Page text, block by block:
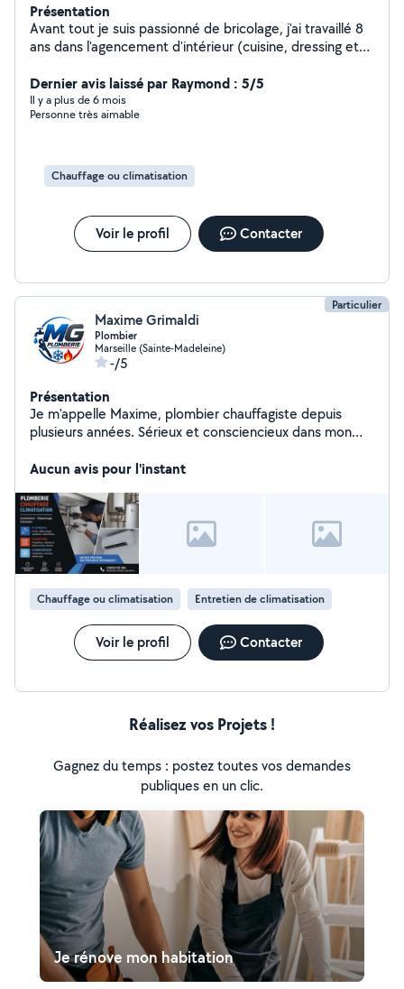
Présentation
Avant tout je suis passionné de bricolage, j'ai travaillé 8
ans dans l'agencement d'intérieur (cuisine, dressing etc)
de la climatisation, du chauffage et des énergies
renouvelables !A bientôt
Dernier avis laissé par Raymond : 5/5
Il y a plus de 6 mois
Personne très aimable
Chauffage ou climatisation
Voir le profil Contacter
Particulier
Maxime Grimaldi
Plombier
Marseille (Sainte-Madeleine)
-/5
Présentation
Je m'appelle Maxime, plombier chauffagiste depuis
plusieurs années. Sérieux et consciencieux dans mon
projets. J'interviens pour tous travaux et dépannages en
Intervention rapide, travail soigné et conseils
personnalisés pour vos installations ou réparations.
Aucun avis pour l'instant
Chauffage ou climatisation Entretien de climatisation
Voir le profil Contacter
Réalisez vos Projets !
Gagnez du temps : postez toutes vos demandes
publiques en un clic.
Je rénove mon habitation